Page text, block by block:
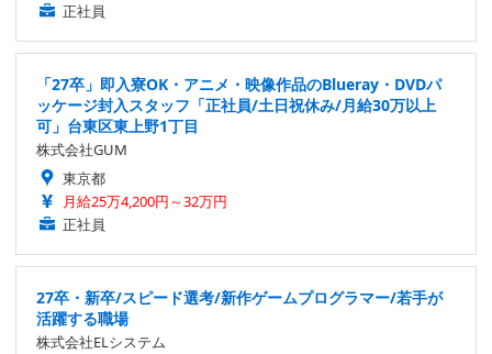
正社員
「27卒」即入寮OK・アニメ・映像作品のBlueray・DVDパ
ッケージ封入スタッフ「正社員/土日祝休み/月給30万以上
可」台東区東上野1丁目
株式会社GUM
東京都
月給25万4,200円～32万円
正社員
27卒・新卒/スピード選考/新作ゲームプログラマー/若手が
活躍する職場
株式会社ELシステム